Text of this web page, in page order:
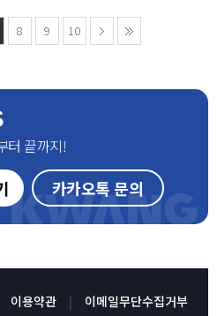
8 9 10
터 끝까지!
카카오톡 문의
이용약관 이메일무단수집거부